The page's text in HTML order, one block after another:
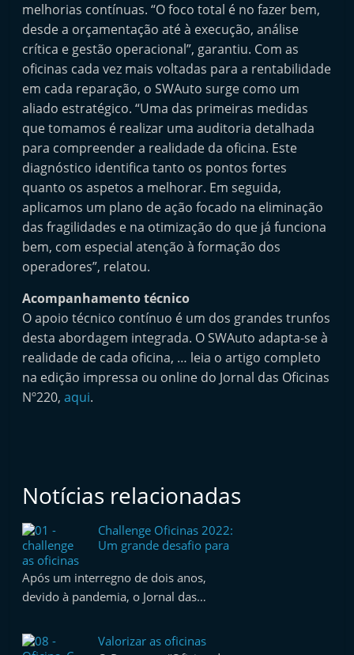
m
P
o
r
t
u
g
l
melhorias contínuas. “O foco total é no fazer bem,
desde a orçamentação até à execução, análise
crítica e gestão operacional”, garantiu. Com as
oficinas cada vez mais voltadas para a rentabilidade
em cada reparação, o SWAuto surge como um
aliado estratégico. “Uma das primeiras medidas
que tomamos é realizar uma auditoria detalhada
para compreender a realidade da oficina. Este
diagnóstico identifica tanto os pontos fortes
quanto os aspetos a melhorar. Em seguida,
aplicamos um plano de ação focado na eliminação
das fragilidades e na otimização do que já funciona
bem, com especial atenção à formação dos
operadores”, relatou.
Acompanhamento técnico
O apoio técnico contínuo é um dos grandes trunfos
desta abordagem integrada. O SWAuto adapta-se à
realidade de cada oficina, … leia o artigo completo
na edição impressa ou online do Jornal das Oficinas
Nº220,aqui.
Notícias relacionadas
Challenge Oficinas 2022:
Um grande desafio para
as oficinas
Após um interregno de dois anos,
devido à pandemia, o Jornal das…
Valorizar as oficinas